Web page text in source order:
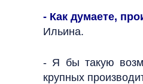
- Как думаете,
Ильина.
- Я бы такую
крупных